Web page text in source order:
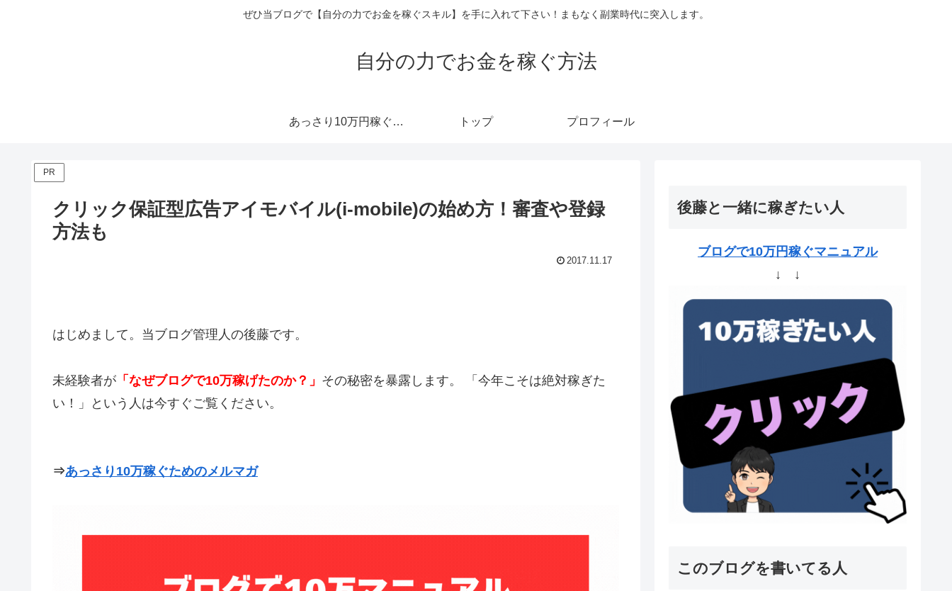
ぜひ当ブログで【自分の力でお金を稼ぐスキル】を手に入れて下さい！まもなく副業時代に突入します。
自分の力でお金を稼ぐ方法
あっさり10万円稼ぐメルマガ トップ プロフィール
PR
クリック保証型広告アイモバイル(i-mobile)の始め方！審査や登録
方法も
2017.11.17
はじめまして。当ブログ管理人の後藤です。
未経験者が 「なぜブログで10万稼げたのか？」 その秘密を暴露します。 「今年こそは絶対稼ぎた
い！」という人は今すぐご覧ください。
⇒あっさり10万稼ぐためのメルマガ
後藤と一緒に稼ぎたい人
ブログで10万円稼ぐマニュアル
↓ ↓
このブログを書いてる人